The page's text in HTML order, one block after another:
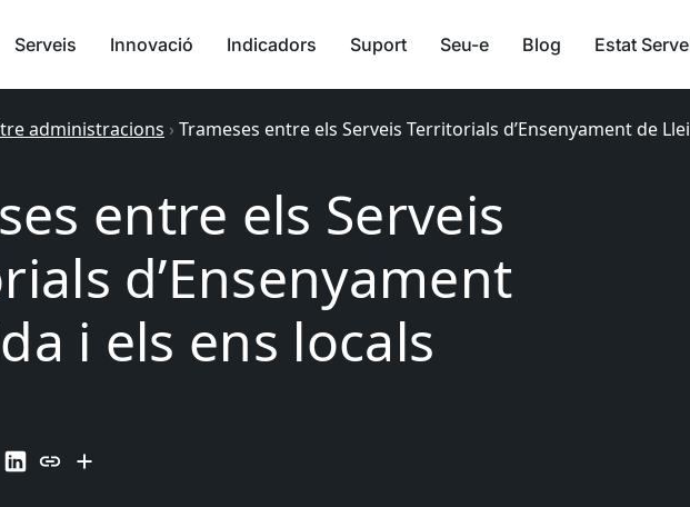
Serveis Innovació Indicadors Suport Seu-e Blog Estat
administracions › Trameses entre els Serveis Territorials d’Ensenyament de
entre els Serveis
d’Ensenyament
i els ens locals